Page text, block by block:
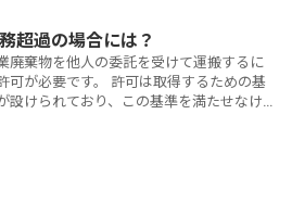
超過の場合には？
廃棄物を他人の委託を受けて運搬するに
可が必要です。 許可は取得するための基
設けられており、この基準を満たせなけ